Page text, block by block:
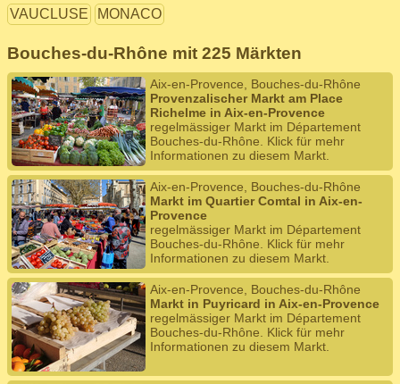
VAUCLUSE
MONACO
Bouches-du-Rhône mit 225 Märkten
Aix-en-Provence, Bouches-du-Rhône
Provenzalischer Markt am Place
Richelme in Aix-en-Provence
regelmässiger Markt im Département
Bouches-du-Rhône. Klick für mehr
Informationen zu diesem Markt.
Aix-en-Provence, Bouches-du-Rhône
Markt im Quartier Comtal in Aix-en-
Provence
regelmässiger Markt im Département
Bouches-du-Rhône. Klick für mehr
Informationen zu diesem Markt.
Aix-en-Provence, Bouches-du-Rhône
Markt in Puyricard in Aix-en-Provence
regelmässiger Markt im Département
Bouches-du-Rhône. Klick für mehr
Informationen zu diesem Markt.